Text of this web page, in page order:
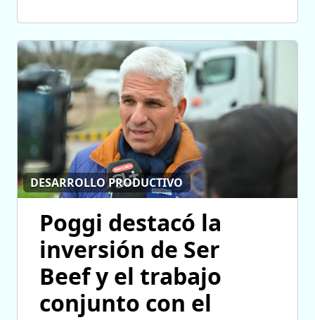
DESARROLLO PRODUCTIVO
Poggi destacó la
inversión de Ser
Beef y el trabajo
conjunto con el